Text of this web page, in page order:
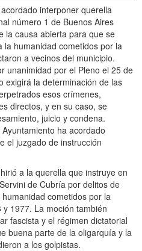
interponer querella
número 1 de Buenos Aires
la causa abierta para que se
humanidad cometidos por la
a vecinos del municipio.
unanimidad por el Pleno el 25 de
exigirá la determinación de las
esos crímenes,
directos, y en su caso, se
juicio y condena.
ha acordado
el juzgado de instrucción
a la querella que instruye en
de Cubría por delitos de
cometidos por la
1977. La moción también
fascista y el régimen dictatorial
buena parte de la oligarquía y la
a los golpistas.